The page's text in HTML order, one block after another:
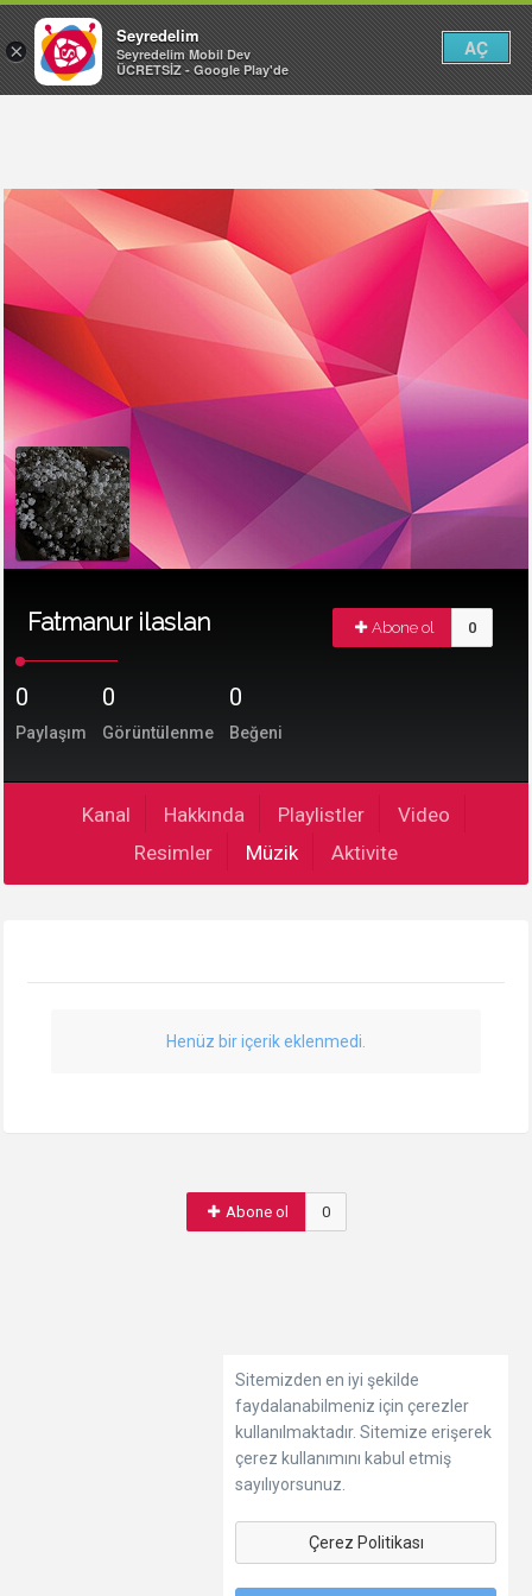
Fatmanur ilaslan Abone ol 0
0
Paylaşım
0
Görüntülenme
0
Beğeni
Kanal Hakkında Playlistler
Video
Resimler
Müzik Aktivite
Henüz bir içerik eklenmedi.
Abone ol 0
Sitemizden en iyi şekilde
faydalanabilmeniz için çerezler
kullanılmaktadır. Sitemize erişerek
çerez kullanımını kabul etmiş
sayılıyorsunuz.
Çerez Politikası
×
Seyredelim
Seyredelim Mobil Dev
ÜCRETSİZ - Google Play'de
AÇ